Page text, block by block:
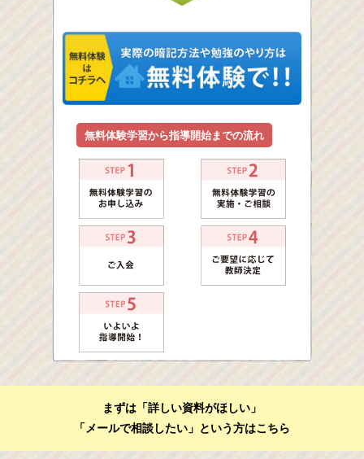
無料体験学習から指導開始までの流れ
まずは「詳しい資料がほしい」
「メールで相談したい」という方はこちら